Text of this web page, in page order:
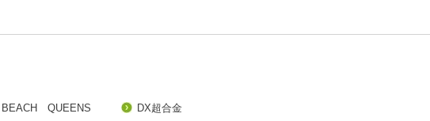
BEACH QUEENS
DX超合金